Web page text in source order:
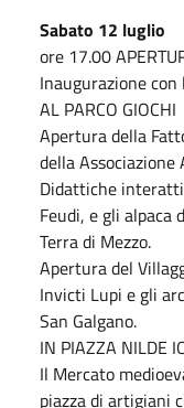
Sabato 12 luglio
ore 17.00
Inaugurazione
AL PARCO GIOCHI
Apertura della
della Associazione
Didattiche
Feudi, e gli alpaca
Terra di Mezzo.
Apertura del
Invicti Lupi e gli
San Galgano.
IN PIAZZA NILDE
Il Mercato
piazza di artigiani